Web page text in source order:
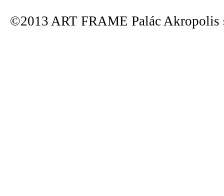
©2013 ART FRAME Palác Akropolis